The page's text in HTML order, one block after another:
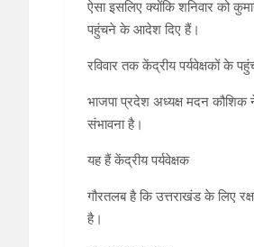
ऐसा इसलिए क्‍योंकि शनिवार को
पहुंचने के आदेश दिए हैं।
रविवार तक केंद्रीय पर्यवेक्षकों के
भाजपा प्रदेश अध्‍यक्ष मदन कौशिक
संभावना है।
यह हैं केंद्रीय पर्यवेक्षक
गौरतलब है कि उत्तराखंड के लिए
है।